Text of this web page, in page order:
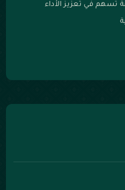
في تعزيز الأداء